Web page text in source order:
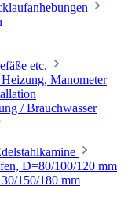
etc.
Manometer
/ Brauchwasser
D=80/100/120 mm
150/180 mm